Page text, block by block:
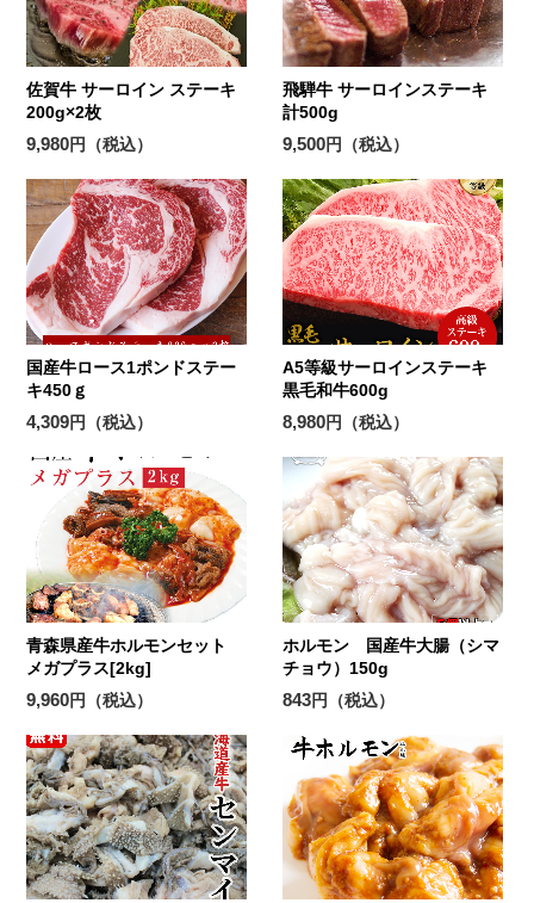
佐賀牛 サーロイン ステーキ
200g×2枚
9,980円（税込）
飛騨牛 サーロインステーキ
計500g
9,500円（税込）
国産牛ロース1ポンドステー
キ450ｇ
4,309円（税込）
A5等級サーロインステーキ
黒毛和牛600g
8,980円（税込）
青森県産牛ホルモンセット
メガプラス[2kg]
9,960円（税込）
ホルモン 国産牛大腸（シマ
チョウ）150g
843円（税込）